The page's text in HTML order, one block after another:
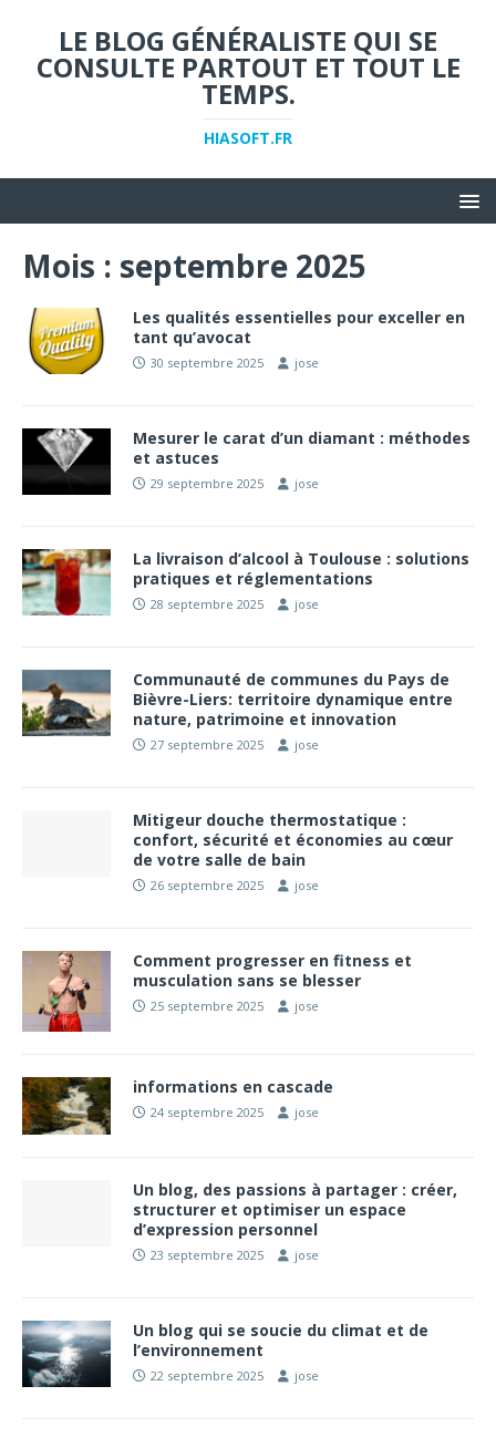
LE BLOG GÉNÉRALISTE QUI SE
CONSULTE PARTOUT ET TOUT LE
TEMPS.
HIASOFT.FR
Mois : septembre 2025
Les qualités essentielles pour exceller en
tant qu’avocat
30 septembre 2025 jose
Mesurer le carat d’un diamant : méthodes
et astuces
29 septembre 2025 jose
La livraison d’alcool à Toulouse : solutions
pratiques et réglementations
28 septembre 2025 jose
Communauté de communes du Pays de
Bièvre-Liers: territoire dynamique entre
nature, patrimoine et innovation
27 septembre 2025 jose
Mitigeur douche thermostatique :
confort, sécurité et économies au cœur
de votre salle de bain
26 septembre 2025 jose
Comment progresser en fitness et
musculation sans se blesser
25 septembre 2025 jose
informations en cascade
24 septembre 2025 jose
Un blog, des passions à partager : créer,
structurer et optimiser un espace
d’expression personnel
23 septembre 2025 jose
Un blog qui se soucie du climat et de
l’environnement
22 septembre 2025 jose